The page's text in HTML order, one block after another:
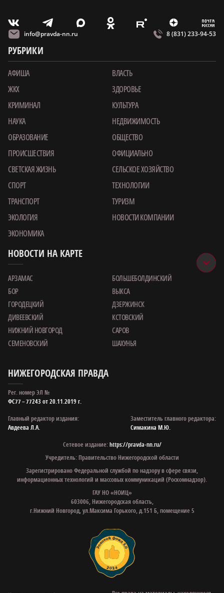
V T X O E Z m
info@pravda-nn.ru 8 (831) 233-94-53
РУБРИКИ
АФИША
ВЛАСТЬ
ЖКХ
ЗДОРОВЬЕ
КРИМИНАЛ
КУЛЬТУРА
НАУКА
НЕДВИЖИМОСТЬ
ОБРАЗОВАНИЕ
ОБЩЕСТВО
ПРОИСШЕСТВИЯ
ОФИЦИАЛЬНО
СВЕТСКАЯ ЖИЗНЬ
СЕЛЬСКОЕ ХОЗЯЙСТВО
СПОРТ
ТЕХНОЛОГИИ
ТРАНСПОРТ
ТУРИЗМ
ЭКОЛОГИЯ
НОВОСТИ КОМПАНИИ
ЭКОНОМИКА
НОВОСТИ НА КАРТЕ
АРЗАМАС
БОЛЬШЕБОЛДИНСКИЙ
БОР
ВЫКСА
ГОРОДЕЦКИЙ
ДЗЕРЖИНСК
ДИВЕЕВСКИЙ
КСТОВСКИЙ
НИЖНИЙ НОВГОРОД
САРОВ
СЕМЕНОВСКИЙ
ШАХУНЬЯ
НИЖЕГОРОДСКАЯ ПРАВДА
Рег. номер ЭЛ №
ФС77 – 77243 от 20.11.2019 г.
Главный редактор издания:
Авдеева Л.А.
Заместитель главного редактора:
Симакина М.Ю.
Сетевое издание:https://pravda-nn.ru/
Учредитель: Правительство Нижегородской области
Зарегистрировано Федеральной службой по надзору в сфере связи,
информационных технологий и массовых коммуникаций (Роскомнадзор).
ГАУ НО «НОИЦ»
603006, Нижегородская область,
г.Нижний Новгород, ул.Максима Горького, д.151 Б, помещение 5